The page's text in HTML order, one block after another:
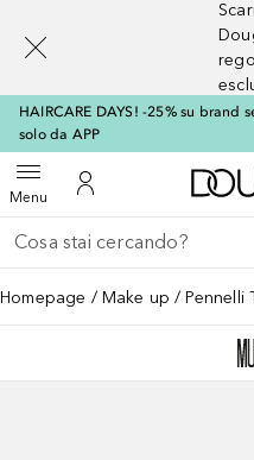
HAIRCARE DAYS! -25% su brand
solo da APP
MenuApri menuAl Mio Account
Torna indietro
Esegui ricerca
Homepage Make up Pennelli